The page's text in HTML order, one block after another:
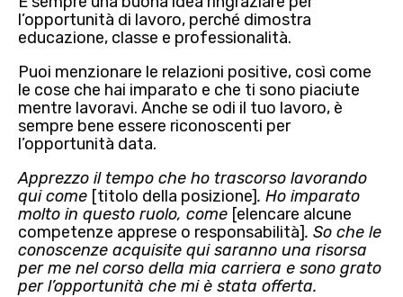
l’opportunità di lavoro, perché dimostra
educazione, classe e professionalità.
Puoi menzionare le relazioni positive, così come
le cose che hai imparato e che ti sono piaciute
mentre lavoravi. Anche se odi il tuo lavoro, è
sempre bene essere riconoscenti per
l’opportunità data.
Apprezzo il tempo che ho trascorso lavorando
qui come [titolo della posizione]. Ho imparato
molto in questo ruolo, come [elencare alcune
competenze apprese o responsabilità]. So che le
conoscenze acquisite qui saranno una risorsa
per me nel corso della mia carriera e sono grato
per l’opportunità che mi è stata offerta.